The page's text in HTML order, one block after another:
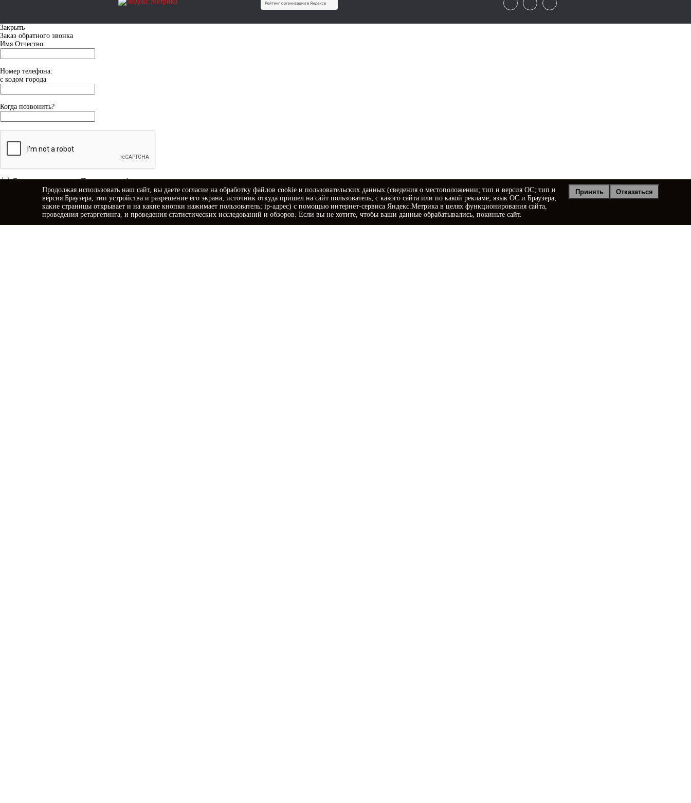
Закрыть
Заказ обратного звонка
Имя Отчество:
Номер телефона:
с кодом города
Когда позвонить?
Я принимаю условияПолитики конфиденциальности
согласие на обработку персональных данных
Отправить заявку
Продолжая использовать наш сайт, вы даете согласие на обработку файлов cookie и пользовательских данных (сведения о местоположении; тип и версия ОС; тип и
версия Браузера; тип устройства и разрешение его экрана; источник откуда пришел на сайт пользователь; с какого сайта или по какой рекламе; язык ОС и Браузера;
какие страницы открывает и на какие кнопки нажимает пользователь; ip-адрес) с помощью интернет-сервиса Яндекс.Метрика в целях функционирования сайта,
проведения ретаргетинга, и проведения статистических исследований и обзоров. Если вы не хотите, чтобы ваши данные обрабатывались, покиньте сайт.
Принять Отказаться